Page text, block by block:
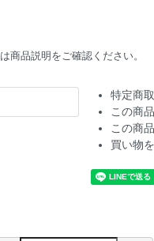
商品説明をご確認ください。
特定商
この商
この商
買い物